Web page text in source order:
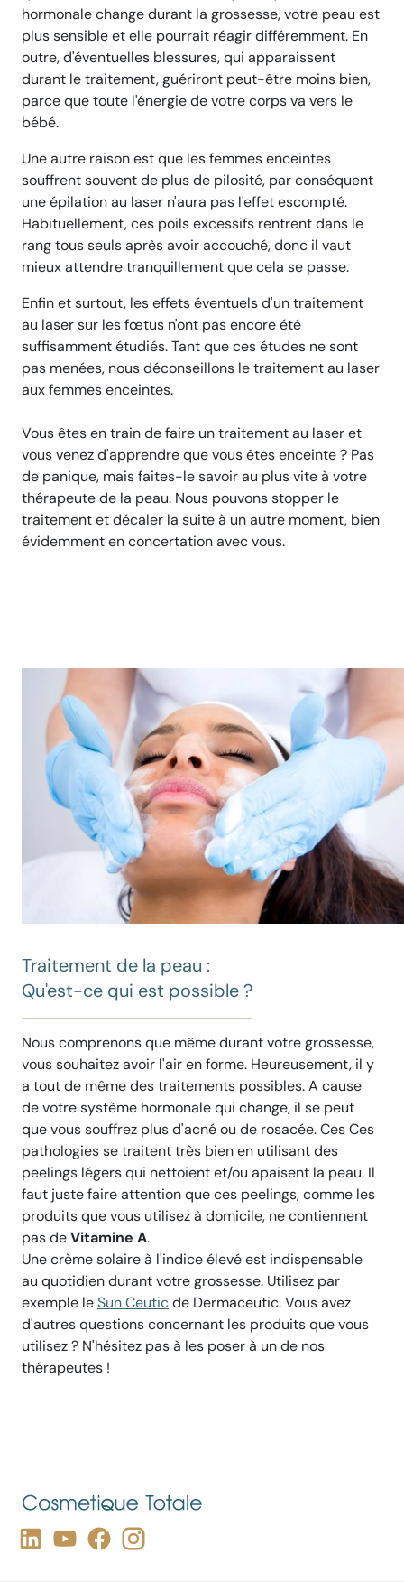
hormonale change durant la grossesse, votre peau est
plus sensible et elle pourrait réagir différemment. En
outre, d'éventuelles blessures, qui apparaissent
durant le traitement, guériront peut-être moins bien,
parce que toute l'énergie de votre corps va vers le
bébé.
Une autre raison est que les femmes enceintes
souffrent souvent de plus de pilosité, par conséquent
une épilation au laser n'aura pas l'effet escompté.
Habituellement, ces poils excessifs rentrent dans le
rang tous seuls après avoir accouché, donc il vaut
mieux attendre tranquillement que cela se passe.
Enfin et surtout, les effets éventuels d'un traitement
au laser sur les fœtus n'ont pas encore été
suffisamment étudiés. Tant que ces études ne sont
pas menées, nous déconseillons le traitement au laser
aux femmes enceintes.
Vous êtes en train de faire un traitement au laser et
vous venez d'apprendre que vous êtes enceinte ? Pas
de panique, mais faites-le savoir au plus vite à votre
thérapeute de la peau. Nous pouvons stopper le
traitement et décaler la suite à un autre moment, bien
évidemment en concertation avec vous.
Traitement de la peau :
Qu'est-ce qui est possible ?
Nous comprenons que même durant votre grossesse,
vous souhaitez avoir l'air en forme. Heureusement, il y
a tout de même des traitements possibles. A cause
de votre système hormonale qui change, il se peut
que vous souffrez plus d'acné ou de rosacée. Ces Ces
pathologies se traitent très bien en utilisant des
peelings légers qui nettoient et/ou apaisent la peau. Il
faut juste faire attention que ces peelings, comme les
produits que vous utilisez à domicile, ne contiennent
pas deVitamine A.
Une crème solaire à l'indice élevé est indispensable
au quotidien durant votre grossesse. Utilisez par
exemple leSun Ceuticde Dermaceutic. Vous avez
d'autres questions concernant les produits que vous
utilisez ? N'hésitez pas à les poser à un de nos
thérapeutes !